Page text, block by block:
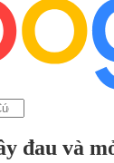
đau và